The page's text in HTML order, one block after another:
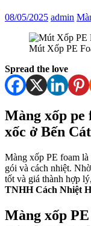
08/05/2025 admin
Mút Xốp PE
Spread the love
Màng xốp pe
xốc ở Bến Cát
Màng xốp PE foam
gói và cách nhiệt.
tốt và giá thành hợp
TNHH Cách Nhiệt
Màng xốp